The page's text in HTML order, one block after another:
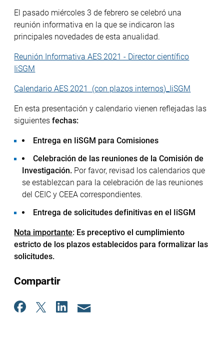
El pasado miércoles 3 de febrero se celebró una
reunión informativa en la que se indicaron las
principales novedades de esta anualidad.
Reunión Informativa AES 2021 - Director científico
IiSGM
Calendario AES 2021 (con plazos internos)_IiSGM
En esta presentación y calendario vienen reflejadas las
siguientesfechas:
Entrega en IiSGM para Comisiones
Celebración de las reuniones de la Comisión de
Investigación. Por favor, revisad los calendarios que
se establezcan para la celebración de las reuniones
del CEIC y CEEA correspondientes.
Entrega de solicitudes definitivas en el IiSGM
Nota importante: Es preceptivo el cumplimiento
estricto de los plazos establecidos para formalizar las
solicitudes.
Compartir